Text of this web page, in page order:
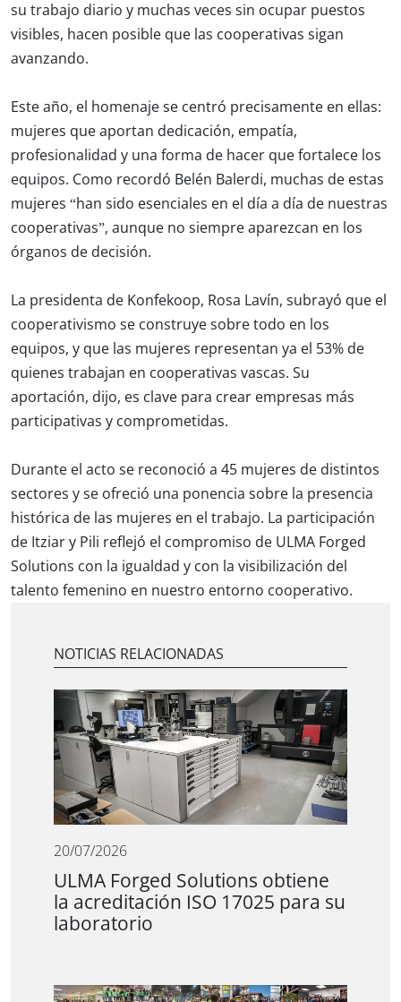
su trabajo diario y muchas veces sin ocupar puestos
visibles, hacen posible que las cooperativas sigan
avanzando.
Este año, el homenaje se centró precisamente en ellas:
mujeres que aportan dedicación, empatía,
profesionalidad y una forma de hacer que fortalece los
equipos. Como recordó Belén Balerdi, muchas de estas
mujeres “han sido esenciales en el día a día de nuestras
cooperativas”, aunque no siempre aparezcan en los
órganos de decisión.
La presidenta de Konfekoop, Rosa Lavín, subrayó que el
cooperativismo se construye sobre todo en los
equipos, y que las mujeres representan ya el 53% de
quienes trabajan en cooperativas vascas. Su
aportación, dijo, es clave para crear empresas más
participativas y comprometidas.
Durante el acto se reconoció a 45 mujeres de distintos
sectores y se ofreció una ponencia sobre la presencia
histórica de las mujeres en el trabajo. La participación
de Itziar y Pili reflejó el compromiso de ULMA Forged
Solutions con la igualdad y con la visibilización del
talento femenino en nuestro entorno cooperativo.
NOTICIAS RELACIONADAS
20/07/2026
ULMA Forged Solutions obtiene
la acreditación ISO 17025 para su
laboratorio